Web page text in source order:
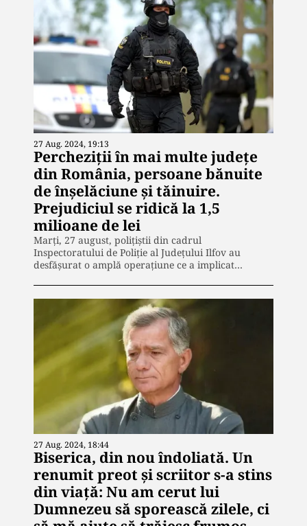
27 Aug. 2024, 19:13
Percheziții în mai multe județe
din România, persoane bănuite
de înşelăciune şi tăinuire.
Prejudiciul se ridică la 1,5
milioane de lei
Marți, 27 august, polițiștii din cadrul
Inspectoratului de Poliție al Județului Ilfov au
desfășurat o amplă operațiune ce a implicat…
27 Aug. 2024, 18:44
Biserica, din nou îndoliată. Un
renumit preot și scriitor s-a stins
din viață: Nu am cerut lui
Dumnezeu să sporească zilele, ci